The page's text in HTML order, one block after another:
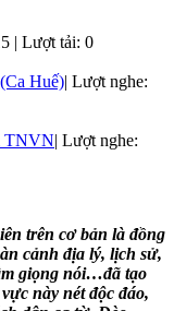
| Lượt tải: 0
Huế)| Lượt nghe:
TNVN| Lượt nghe:
trên cơ bản là đồng
cảnh địa lý, lịch sử,
giọng nói…đã tạo
này nét độc đáo,